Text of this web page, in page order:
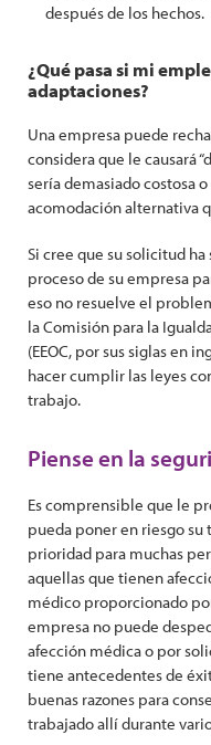
después de los hechos.
¿Qué pasa si mi
adaptaciones?
Una empresa puede
considera que le causará
sería demasiado costosa
acomodación alternativa
Si cree que su solicitud
proceso de su empresa
eso no resuelve el
la Comisión para la
(EEOC, por sus siglas en
hacer cumplir las leyes
trabajo.
Piense en la
Es comprensible que le
pueda poner en riesgo su
prioridad para muchas
aquellas que tienen
médico proporcionado
empresa no puede
afección médica o por
tiene antecedentes de
buenas razones para
trabajado allí durante